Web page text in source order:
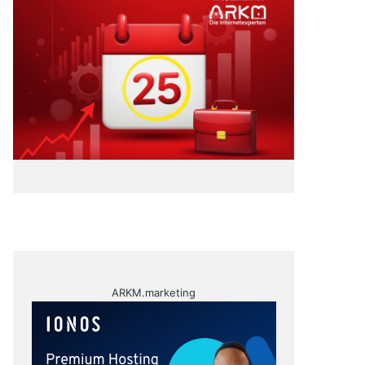
ARKM.marketing